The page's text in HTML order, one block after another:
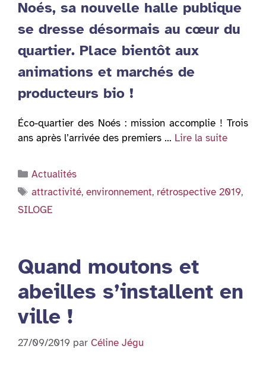
Noés, sa nouvelle halle publique
se dresse désormais au cœur du
quartier. Place bientôt aux
animations et marchés de
producteurs bio !
Éco-quartier des Noés : mission accomplie ! Trois
ans après l’arrivée des premiers … Lire la suite
Catégories
Actualités
Étiquettes
attractivité,environnement, rétrospective 2019,
SILOGE
Quand moutons et
abeilles s’installent en
ville !
27/09/2019 par Céline Jégu